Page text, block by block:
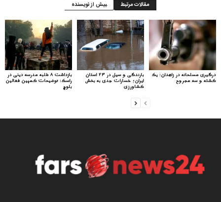
مقالات مرتبط بیش از نویسنده
بازداشت ۸ طلبه مدرسه دینی در
راسک: توضیحات کمپین فعالین
بلوچ
بارندگی و سیل در ۲۳ استان
ایران؛ خسارات جدی به بخش
کشاورزی
درگیری مسلحانه در زاهدان: یک
کشته و سه مجروح